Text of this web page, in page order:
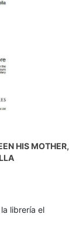
HIS MOTHER,
librería el